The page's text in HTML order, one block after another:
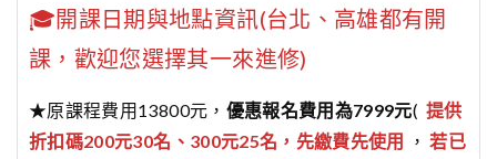
🎓開課日期與地點資訊(台北、高雄都有開
課，歡迎您選擇其一來進修)
★原課程費用13800元， 優惠報名費用為7999元( 提供
折扣碼200元30名、300元25名，先繳費先使用 ， 若已